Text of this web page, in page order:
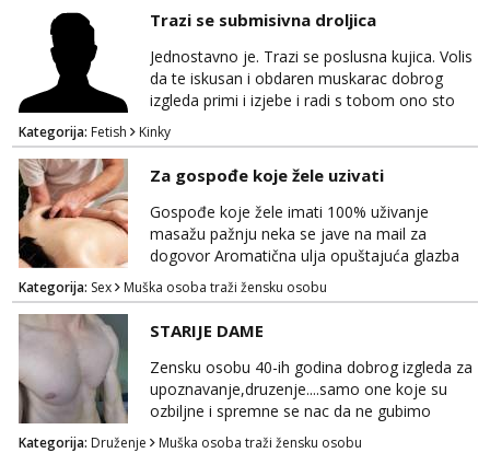
Trazi se submisivna droljica
Jednostavno je. Trazi se poslusna kujica. Volis
da te iskusan i obdaren muskarac dobrog
izgleda primi i izjebe i radi s tobom ono sto
on zeli raditi. Cura si van okvira,kinky i
poslusna. Idealno 25 godina max okvirno 40.
Nikakve umisljene femy ko fol ljepotice me ne
interesiraju. Stop pederima i slicnima. Stop
bonovima i slicne gluposti. Javi se sa slikom i
ukratko o sebi na: naal_naal@yaho...
Kategorija: Fetish Kinky
Za gospođe koje žele uzivati
Gospođe koje žele imati 100% uživanje
masažu pažnju neka se jave na mail za
dogovor Aromatična ulja opuštajuća glazba
Budi moja Kraljica i ispuni si želje za dobro
opuštanje Vaš prostor
Kategorija: Sex Muška osoba traži žensku osobu
STARIJE DAME
Zensku osobu 40-ih godina dobrog izgleda za
upoznavanje,druzenje....samo one koje su
ozbiljne i spremne se nac da ne gubimo
vrijeme!
Kategorija: Druženje Muška osoba traži žensku osobu